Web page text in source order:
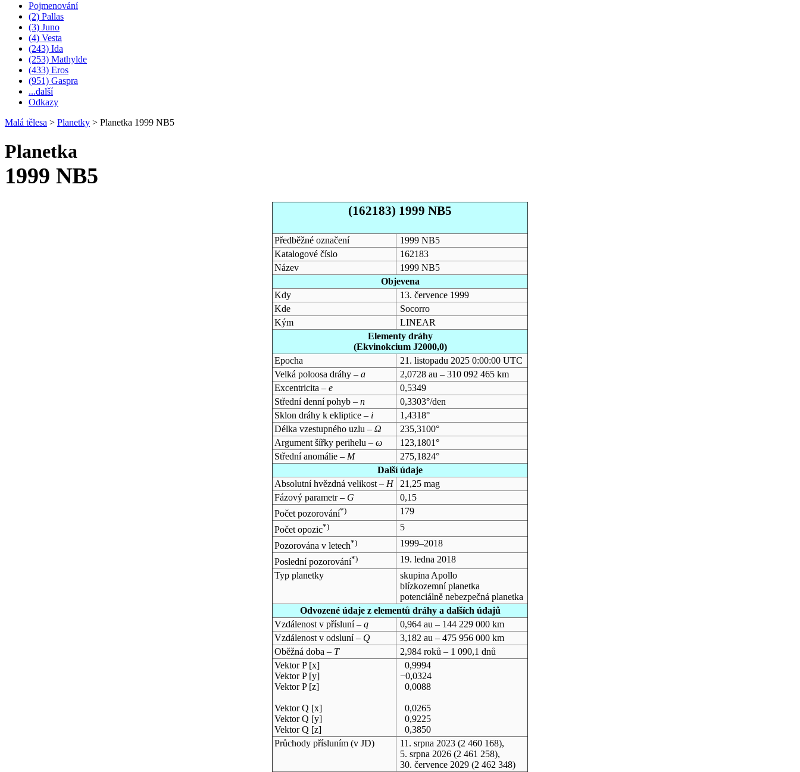
Pojmenování
(2) Pallas
(3) Juno
(4) Vesta
(243) Ida
(253) Mathylde
(433) Eros
(951) Gaspra
...další
Odkazy
Malá tělesa > Planetky > Planetka 1999 NB5
Planetka
1999 NB5
(162183) 1999 NB5
Předběžné označení
1999 NB5
Katalogové číslo
162183
Název
1999 NB5
Objevena
Kdy
13. července 1999
Kde
Socorro
Kým
LINEAR
Elementy dráhy
(Ekvinokcium J2000,0)
Epocha
21. listopadu 2025 0:00:00 UTC
Velká poloosa dráhy –a
2,0728 au – 310 092 465 km
Excentricita –e
0,5349
Střední denní pohyb –n
0,3303°/den
Sklon dráhy k ekliptice – i
1,4318°
Délka vzestupného uzlu –Ω
235,3100°
Argument šířky perihelu –ω
123,1801°
Střední anomálie – M
275,1824°
Další údaje
Absolutní hvězdná velikost – H
21,25 mag
Fázový parametr – G
0,15
Počet pozorování*)
179
Počet opozic*)
5
Pozorována v letech*)
1999–2018
Poslední pozorování*)
19. ledna 2018
Typ planetky
skupina Apollo
blízkozemní planetka
potenciálně nebezpečná planetka
Odvozené údaje z elementů dráhy a dalších údajů
Vzdálenost v přísluní –q
0,964 au – 144 229 000 km
Vzdálenost v odsluní – Q
3,182 au – 475 956 000 km
Oběžná doba – T
2,984 roků – 1 090,1 dnů
Vektor P [x]
Vektor P [y]
Vektor P [z]
Vektor Q [x]
Vektor Q [y]
Vektor Q [z]
0,9994
−0,0324
0,0088
0,0265
0,9225
0,3850
Průchody přísluním (vJD) 11. srpna 2023 (2 460 168),
5. srpna 2026 (2 461 258),
30. července 2029 (2 462 348)